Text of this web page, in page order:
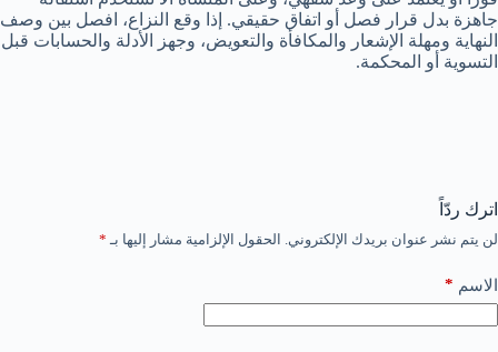
جاهزة بدل قرار فصل أو اتفاق حقيقي. إذا وقع النزاع، افصل بين وصف
النهاية ومهلة الإشعار والمكافأة والتعويض، وجهز الأدلة والحسابات قبل
التسوية أو المحكمة.
اترك ردّاً
لن يتم نشر عنوان بريدك الإلكتروني. الحقول الإلزامية مشار إليها بـ *
الاسم *